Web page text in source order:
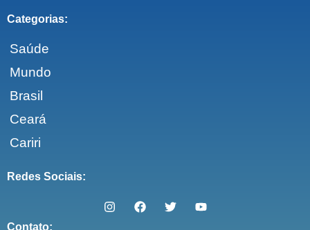
Categorias:
Saúde
Mundo
Brasil
Ceará
Cariri
Redes Sociais:
Contato: